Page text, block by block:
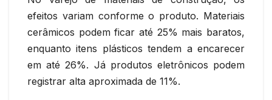
efeitos variam conforme o produto. Materiais
cerâmicos podem ficar até 25% mais baratos,
enquanto itens plásticos tendem a encarecer
em até 26%. Já produtos eletrônicos podem
registrar alta aproximada de 11%.